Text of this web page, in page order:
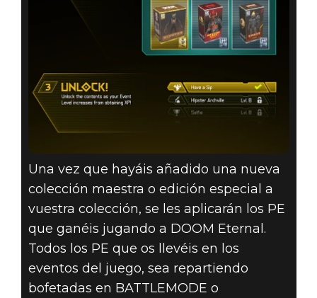
Una vez que hayáis añadido una nueva
colección maestra o edición especial a
vuestra colección, se les aplicarán los PE
que ganéis jugando a DOOM Eternal.
Todos los PE que os llevéis en los
eventos del juego, sea repartiendo
bofetadas en BATTLEMODE o